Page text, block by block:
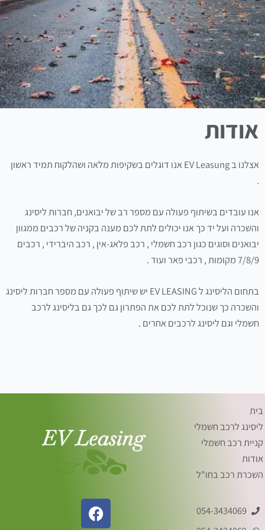
font_download סמן קישורים
לאפס
את
כל
האפשרויות
cached
אודות
אצלנו ב EV Leasung אנו דוגלים בשקיפות מלאה ושהלקוח תמיד ראשון
.
אנו עובדים בשיתוף פעולה עם מספר רב של יבואנים, חברות ליסינג
והשכרה ועל יד כך אנו יכולים לתת לכם מענה בקניה של רכבים ממגוון
יבואנים וסוגים כגון רכב חשמלי , רכב פלאג-אין , רכב היברידי , רכבים
7/8/9 מקומות , רכבי פאר ועוד .
בתחום הליסינג ל EV LEASING יש שיתוף פעולה עם מספר חברות ליסינג
והשכרה כך שנוכל לתת לכם את הפתרון גם לכך גם בליסינג לרכב
חשמלי וגם ליסינג לרכבים אחרים .
F
a
בית
ליסינג לרכב חשמלי
קניית רכב חשמלי
אודות
השכרת רכב בחו"ל
054-3434069